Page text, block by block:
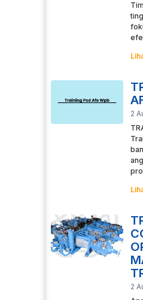
2
2